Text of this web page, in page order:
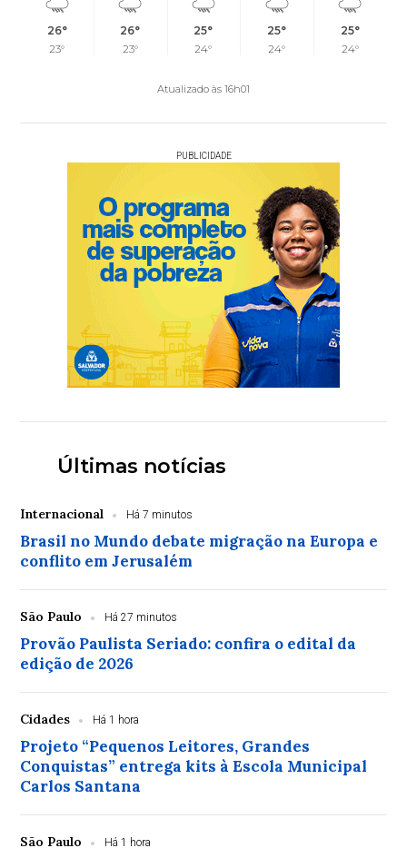
26°
23°
26°
23°
25°
24°
25°
24°
25°
24°
Atualizado às 16h01
PUBLICIDADE
Últimas notícias
Internacional Há 7 minutos
Brasil no Mundo debate migração na Europa e
conflito em Jerusalém
São Paulo Há 27 minutos
Provão Paulista Seriado: confira o edital da
edição de 2026
Cidades Há 1 hora
Projeto “Pequenos Leitores, Grandes
Conquistas” entrega kits à Escola Municipal
Carlos Santana
São Paulo Há 1 hora